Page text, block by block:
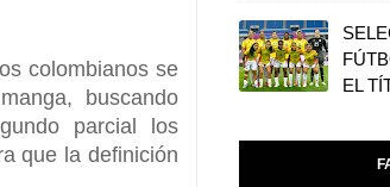
colombianos se
buscando
parcial los
que la definición
EL